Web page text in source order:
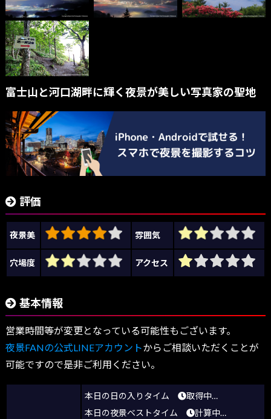
富士山と河口湖畔に輝く夜景が美しい写真家の聖地
評価
夜景美 雰囲気
穴場度 アクセス
基本情報
営業時間等が変更となっている可能性もございます。
夜景FANの公式LINEアカウントからご相談いただくことが
可能ですので是非ご利用ください。
本日の日の入りタイム
取得中…
本日の夜景ベストタイム
計算中…